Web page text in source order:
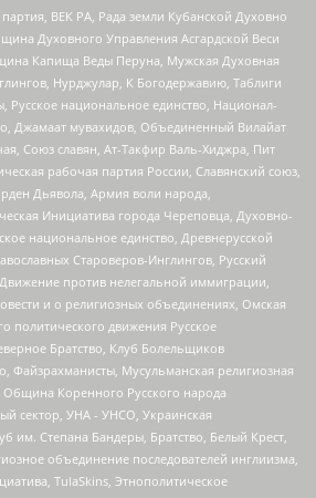
ВЕК РА, Рада земли Кубанской Духовно
Духовного Управления Асгардской Веси
Капища Веды Перуна, Мужская Духовная
Нурджулар, К Богодержавию, Таблиги
Русское национальное единство, Национал-
Джамаат мувахидов, Объединенный Вилайат
Союз славян, Ат-Такфир Валь-Хиджра, Пит
рабочая партия России, Славянский союз,
Дьявола, Армия воли народа,
Инициатива города Череповца, Духовно-
национальное единство, Древнерусской
Староверов-Инглингов, Русский
против нелегальной иммиграции,
и о религиозных объединениях, Омская
политического движения Русское
Братство, Клуб Болельщиков
Файзрахманисты, Мусульманская религиозная
Коренного Русского народа
сектор, УНА - УНСО, Украинская
им. Степана Бандеры, Братство, Белый Крест,
объединение последователей инглиизма,
TulaSkins, Этнополитическое